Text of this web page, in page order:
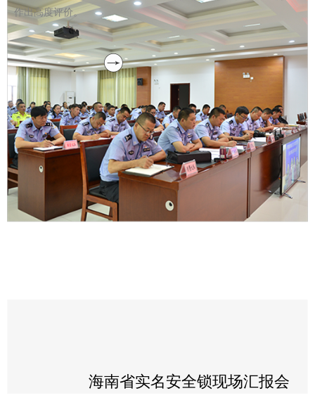
作出高度评价。
海南省实名安全锁现场汇报会